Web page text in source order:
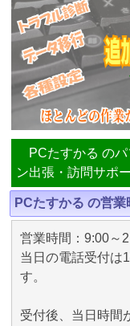
PCたすかる のパ
ン出張・訪問サポ
PCたすかる の営業
営業時間：9:00～
当日の電話受付は
す。
受付後、当日時間